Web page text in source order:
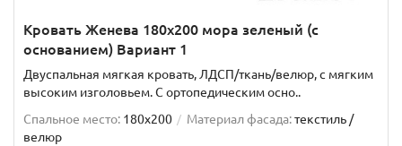
Кровать Женева 180х200 мора зеленый (с
основанием) Вариант 1
Двуспальная мягкая кровать, ЛДСП/ткань/велюр, с мягким
высоким изголовьем. C ортопедическим осно..
Спальное место: 180x200 Материал фасада:текстиль /
велюр